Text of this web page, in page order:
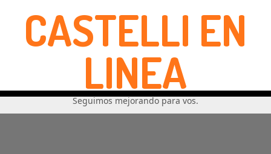
CASTELLI EN
LINEA
Seguimos mejorando para vos.